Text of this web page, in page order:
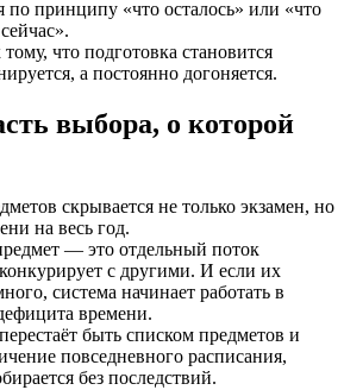
принципу «что осталось» или «что
что подготовка становится
а постоянно догоняется.
выбора, о которой
скрывается не только экзамен, но
на весь год.
— это отдельный поток
с другими. И если их
система начинает работать в
времени.
быть списком предметов и
повседневного расписания,
без последствий.